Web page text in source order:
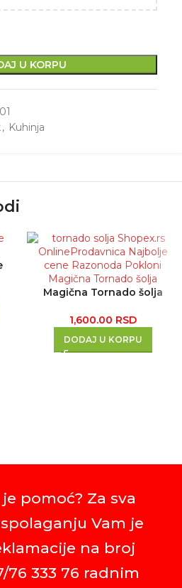
U KORPU
, Kuhinja
Magična Tornado šolja
1,600.00 RSD
DODAJ U KORPU
pomoć? Za sva
Vam je
na broj
76 333 76 radnim